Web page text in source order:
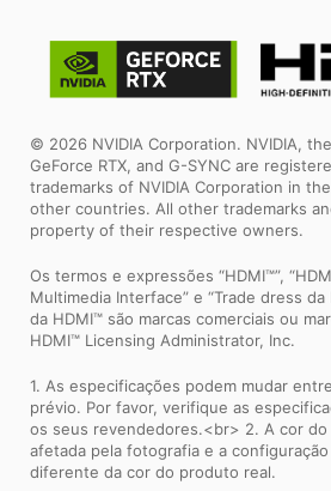
© 2026 NVIDIA Corporation. NVIDIA,
GeForce RTX, and G-SYNC are
trademarks of NVIDIA Corporation in
other countries. All other trademarks
property of their respective owners.
Os termos e expressões “HDMI™”,
Multimedia Interface” e “Trade dress
da HDMI™ são marcas comerciais ou
HDMI™ Licensing Administrator, Inc.
1. As especificações podem mudar
prévio. Por favor, verifique as
os seus revendedores.<br> 2. A cor
afetada pela fotografia e a
diferente da cor do produto real.